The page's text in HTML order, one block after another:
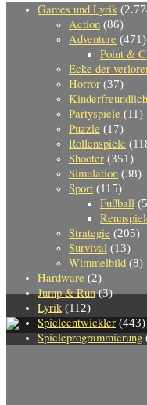
Games und Lyrik
Action (86)
Adventure (471)
Point &
Ecke der
Horror (37)
Partyspiele (11)
Puzzle (17)
Rollenspiele
Shooter (351)
Simulation (38)
Sport (115)
Fußball
Strategie (205)
Survival (13)
Wimmelbild (8)
Hardware (2)
Jump & Run(3)
Lyrik (112)
Spieleentwickler (443)
Spieleprogrammierung